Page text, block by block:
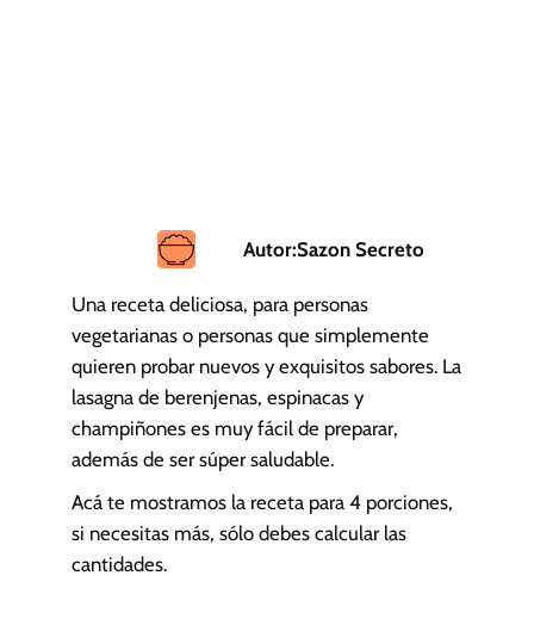
Autor:Sazon Secreto
Una receta deliciosa, para personas
vegetarianas o personas que simplemente
quieren probar nuevos y exquisitos sabores. La
lasagna de berenjenas, espinacas y
champiñones es muy fácil de preparar,
además de ser súper saludable.
Acá te mostramos la receta para 4 porciones,
si necesitas más, sólo debes calcular las
cantidades.